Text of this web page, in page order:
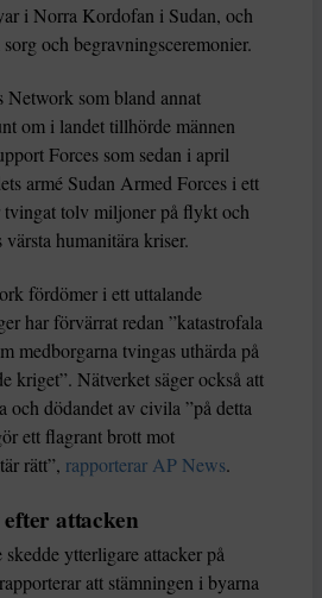
i Norra Kordofan i Sudan, och
och begravningsceremonier.
som bland annat
om i landet tillhörde männen
Forces som sedan i april
armé Sudan Armed Forces i ett
tvingat tolv miljoner på flykt och
humanitära kriser.
fördömer i ett uttalande
har förvärrat redan ”katastrofala
medborgarna tvingas uthärda på
kriget”. Nätverket säger också att
och dödandet av civila ”på detta
ett flagrant brott mot
rätt”, rapporterar AP News.
attacken
ytterligare attacker på
att stämningen i byarna